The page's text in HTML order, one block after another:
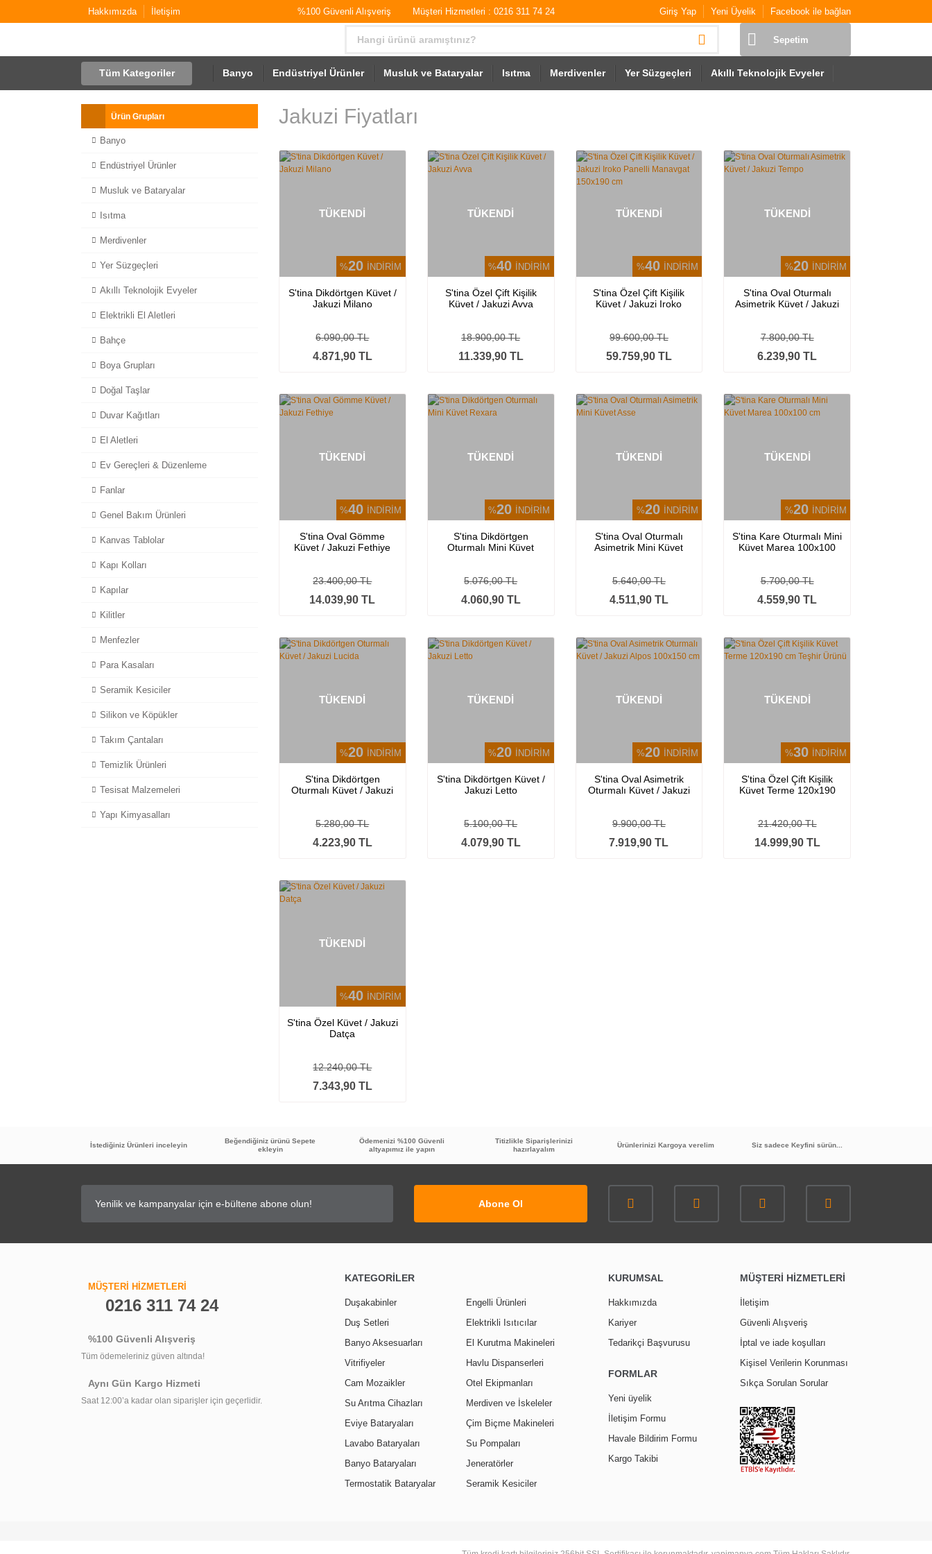
Hakkımızda İletişim %100 Güvenli Alışveriş Müşteri Hizmetleri : 0216 311 74 24 Giriş Yap Yeni Üyelik Facebook ile bağlan
Sepetim
Tüm Kategoriler Banyo Endüstriyel Ürünler Musluk ve Bataryalar Isıtma Merdivenler Yer Süzgeçleri Akıllı Teknolojik Evyeler
Ürün Grupları
Banyo
Endüstriyel Ürünler
Musluk ve Bataryalar
Isıtma
Merdivenler
Yer Süzgeçleri
Akıllı Teknolojik Evyeler
Elektrikli El Aletleri
Bahçe
Boya Grupları
Doğal Taşlar
Duvar Kağıtları
El Aletleri
Ev Gereçleri & Düzenleme
Fanlar
Genel Bakım Ürünleri
Kanvas Tablolar
Kapı Kolları
Kapılar
Kilitler
Menfezler
Para Kasaları
Seramik Kesiciler
Silikon ve Köpükler
Takım Çantaları
Temizlik Ürünleri
Tesisat Malzemeleri
Yapı Kimyasalları
Jakuzi Fiyatları
%20 İNDİRİM
TÜKENDİ
S'tina Dikdörtgen Küvet /
Jakuzi Milano
4.871,90 TL
6.090,00 TL
%40 İNDİRİM
TÜKENDİ
S'tina Özel Çift Kişilik
Küvet / Jakuzi Avva
11.339,90 TL
18.900,00 TL
%40 İNDİRİM
TÜKENDİ
S'tina Özel Çift Kişilik
Küvet / Jakuzi Iroko
59.759,90 TL
99.600,00 TL
%20 İNDİRİM
TÜKENDİ
S'tina Oval Oturmalı
Asimetrik Küvet / Jakuzi
6.239,90 TL
7.800,00 TL
%40 İNDİRİM
TÜKENDİ
S'tina Oval Gömme
Küvet / Jakuzi Fethiye
14.039,90 TL
23.400,00 TL
%20 İNDİRİM
TÜKENDİ
S'tina Dikdörtgen
Oturmalı Mini Küvet
4.060,90 TL
5.076,00 TL
%20 İNDİRİM
TÜKENDİ
S'tina Oval Oturmalı
Asimetrik Mini Küvet
4.511,90 TL
5.640,00 TL
%20 İNDİRİM
TÜKENDİ
S'tina Kare Oturmalı Mini
Küvet Marea 100x100
4.559,90 TL
5.700,00 TL
%20 İNDİRİM
TÜKENDİ
S'tina Dikdörtgen
Oturmalı Küvet / Jakuzi
4.223,90 TL
5.280,00 TL
%20 İNDİRİM
TÜKENDİ
S'tina Dikdörtgen Küvet /
Jakuzi Letto
4.079,90 TL
5.100,00 TL
%20 İNDİRİM
TÜKENDİ
S'tina Oval Asimetrik
Oturmalı Küvet / Jakuzi
7.919,90 TL
9.900,00 TL
%30 İNDİRİM
TÜKENDİ
S'tina Özel Çift Kişilik
Küvet Terme 120x190
14.999,90 TL
21.420,00 TL
%40 İNDİRİM
TÜKENDİ
S'tina Özel Küvet / Jakuzi
Datça
7.343,90 TL
12.240,00 TL
İstediğiniz Ürünleri inceleyin
Beğendiğiniz ürünü Sepete
ekleyin
Ödemenizi %100 Güvenli
altyapımız ile yapın
Titizlikle Siparişlerinizi
hazırlayalım
Ürünlerinizi Kargoya verelim Siz sadece Keyfini sürün...
Abone Ol
MÜŞTERİ HİZMETLERİ
0216 311 74 24
%100 Güvenli Alışveriş
Tüm ödemeleriniz güven altında!
Aynı Gün Kargo Hizmeti
Saat 12:00’a kadar olan siparişler için geçerlidir.
KATEGORİLER
Duşakabinler
Duş Setleri
Banyo Aksesuarları
Vitrifiyeler
Cam Mozaikler
Su Arıtma Cihazları
Eviye Bataryaları
Lavabo Bataryaları
Banyo Bataryaları
Termostatik Bataryalar
Engelli Ürünleri
Elektrikli Isıtıcılar
El Kurutma Makineleri
Havlu Dispanserleri
Otel Ekipmanları
Merdiven ve İskeleler
Çim Biçme Makineleri
Su Pompaları
Jeneratörler
Seramik Kesiciler
KURUMSAL
Hakkımızda
Kariyer
Tedarikçi Başvurusu
FORMLAR
Yeni üyelik
İletişim Formu
Havale Bildirim Formu
Kargo Takibi
MÜŞTERİ HİZMETLERİ
İletişim
Güvenli Alışveriş
İptal ve iade koşulları
Kişisel Verilerin Korunması
Sıkça Sorulan Sorular